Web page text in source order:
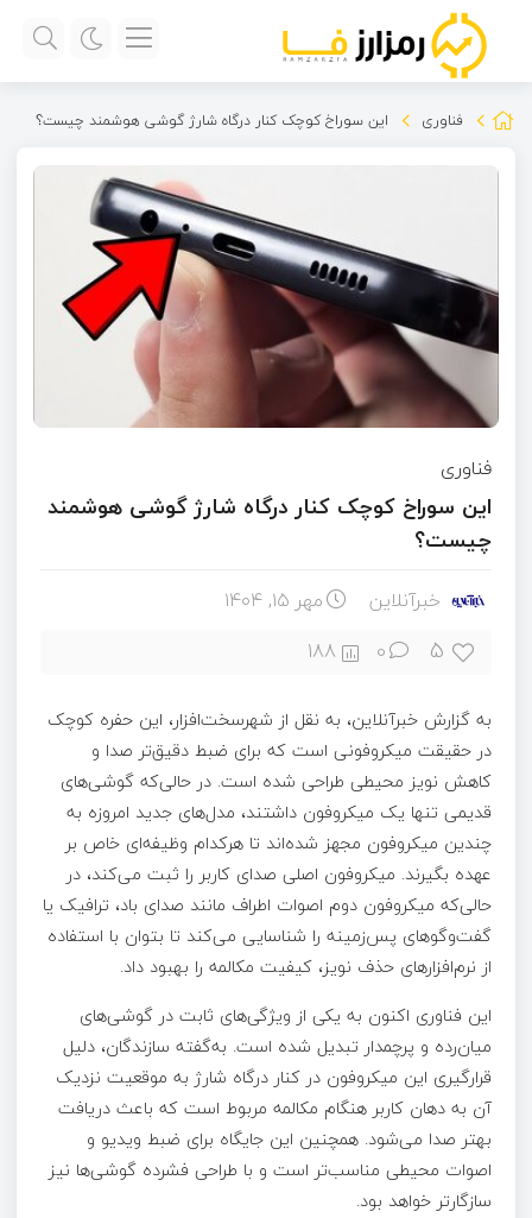
فناوری این سوراخ کوچک کنار درگاه شارژ گوشی هوشمند چیست؟
فناوری
این سوراخ کوچک کنار درگاه شارژ گوشی هوشمند
چیست؟
خبرآنلاین مهر ۱۵, ۱۴۰۴
5
0
188
به گزارش خبرآنلاین، به نقل از شهرسخت‌افزار، این حفره کوچک
در حقیقت میکروفونی است که برای ضبط دقیق‌تر صدا و
کاهش نویز محیطی طراحی شده است. در حالی‌که گوشی‌های
قدیمی تنها یک میکروفون داشتند، مدل‌های جدید امروزه به
چندین میکروفون مجهز شده‌اند تا هرکدام وظیفه‌ای خاص بر
عهده بگیرند. میکروفون اصلی صدای کاربر را ثبت می‌کند، در
حالی‌که میکروفون دوم اصوات اطراف مانند صدای باد، ترافیک یا
گفت‌وگوهای پس‌زمینه را شناسایی می‌کند تا بتوان با استفاده
از نرم‌افزارهای حذف نویز، کیفیت مکالمه را بهبود داد.
این فناوری اکنون به یکی از ویژگی‌های ثابت در گوشی‌های
میان‌رده و پرچمدار تبدیل شده است. به‌گفته سازندگان، دلیل
قرارگیری این میکروفون در کنار درگاه شارژ به موقعیت نزدیک
آن به دهان کاربر هنگام مکالمه مربوط است که باعث دریافت
بهتر صدا می‌شود. همچنین این جایگاه برای ضبط ویدیو و
اصوات محیطی مناسب‌تر است و با طراحی فشرده گوشی‌ها نیز
سازگارتر خواهد بود.